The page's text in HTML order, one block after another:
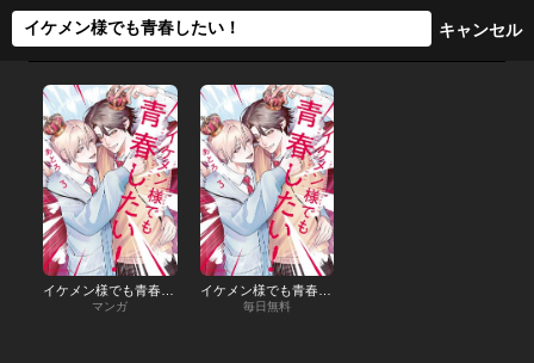
マンガ
イケメン様でも青春したい！【分冊版】
毎日無料